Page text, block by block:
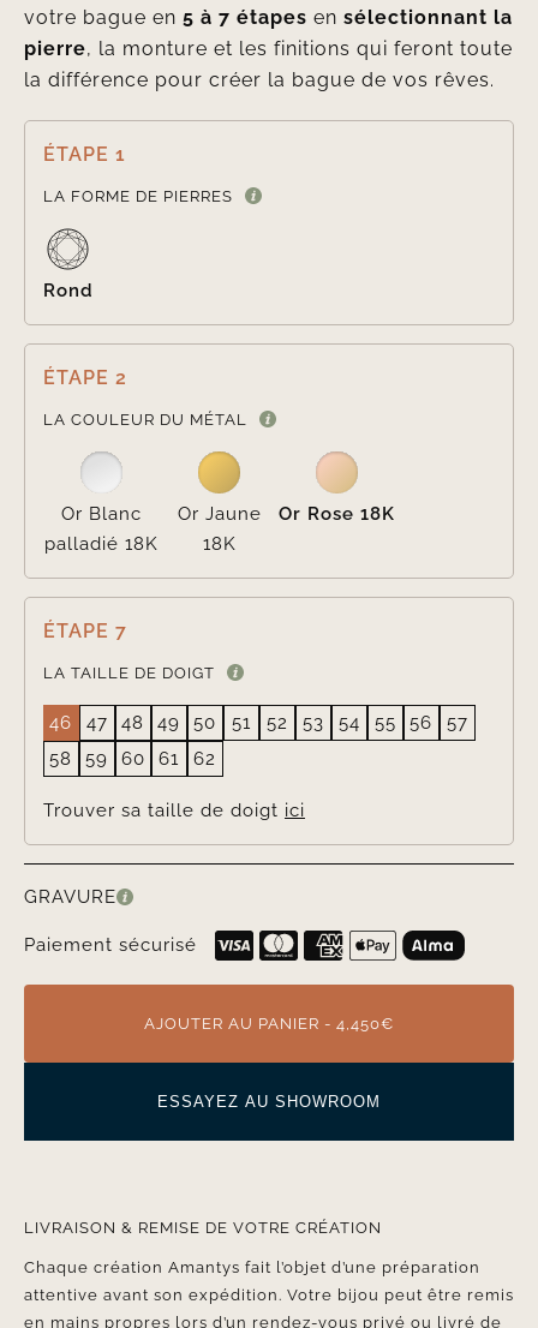
votre bague en 5 à 7 étapes en sélectionnant la
pierre, la monture et les finitions qui feront toute
la différence pour créer la bague de vos rêves.
ÉTAPE 1
LA FORME DE PIERRES
Rond
ÉTAPE 2
LA COULEUR DU MÉTAL
Or Blanc
palladié 18K
Or Jaune
18K
Or Rose 18K
ÉTAPE 7
LA TAILLE DE DOIGT
46 47 48 49 50 51 52 53 54 55 56
57
58
59 60 61 62
Trouver sa taille de doigt ici
GRAVURE
Paiement sécurisé
AJOUTER AU PANIER - 4,450€
ESSAYEZ AU SHOWROOM
LIVRAISON & REMISE DE VOTRE CRÉATION
Chaque création Amantys fait l’objet d’une préparation
attentive avant son expédition. Votre bijou peut être remis
en mains propres lors d’un rendez-vous privé ou livré de